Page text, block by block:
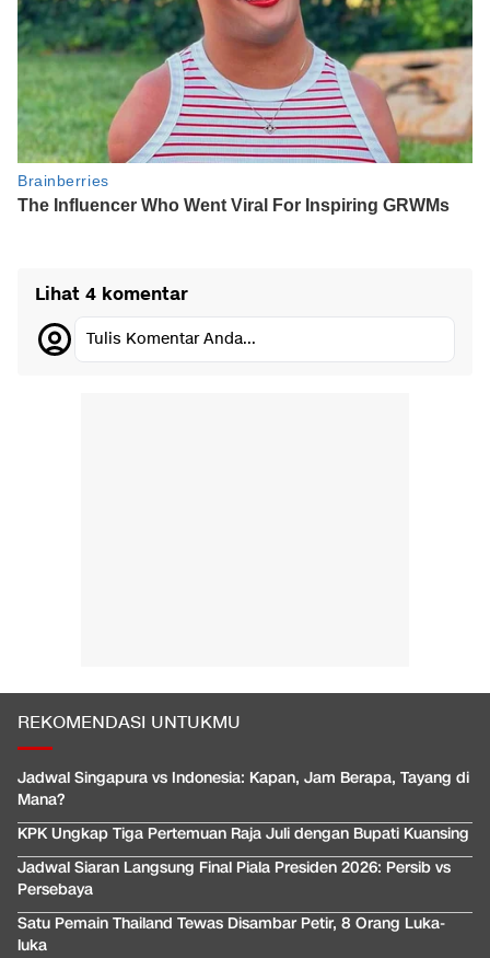
Lihat 4 komentar
Tulis Komentar Anda...
REKOMENDASI UNTUKMU
Jadwal Singapura vs Indonesia: Kapan, Jam Berapa, Tayang di
Mana?
KPK Ungkap Tiga Pertemuan Raja Juli dengan Bupati Kuansing
Jadwal Siaran Langsung Final Piala Presiden 2026: Persib vs
Persebaya
Satu Pemain Thailand Tewas Disambar Petir, 8 Orang Luka-
luka